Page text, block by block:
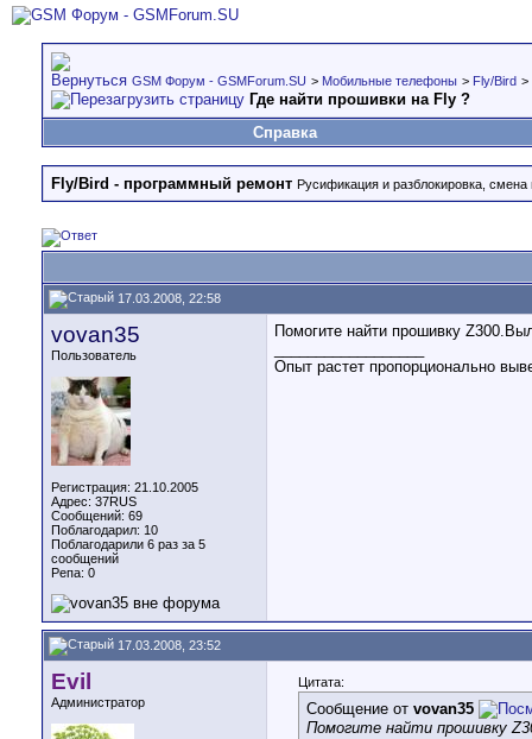
GSM Форум - GSMForum.SU > Мобильные телефоны > Fly/Bird >
Где найти прошивки на Fly ?
Справка
Fly/Bird - программный ремонт Русификация и разблокировка,
17.03.2008, 22:58
vovan35
Пользователь
Регистрация: 21.10.2005
Адрес: 37RUS
Сообщений: 69
Поблагодарил: 10
Поблагодарили 6 раз за 5
сообщений
Репа: 0
Помогите найти прошивку
Опыт растет пропорционально
17.03.2008, 23:52
Evil
Администратор
Цитата:
Сообщение от vovan35
Помогите найти прошивку